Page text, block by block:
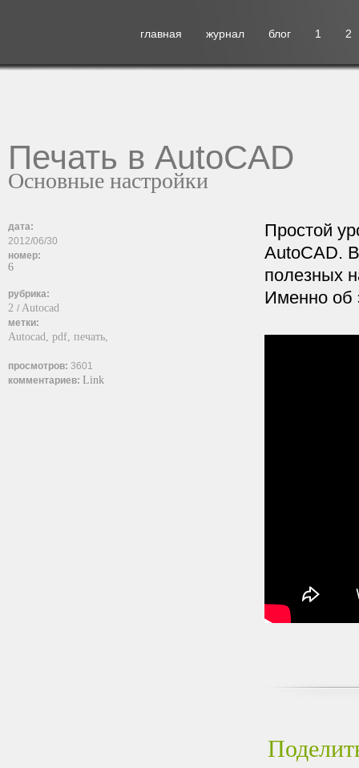
главная журнал блог 1 2
Печать в AutoCAD
Основные настройки
дата:
2012/06/30
номер:
6
рубрика:
2 / Autocad
метки:
Autocad, pdf, печать,
просмотров: 3601
комментариев: Link
Простой
AutoCAD.
полезных
Именно об